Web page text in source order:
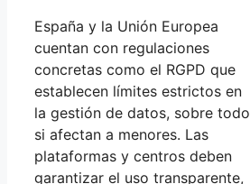
España y la Unión Europea
cuentan con regulaciones
concretas como el RGPD que
establecen límites estrictos en
la gestión de datos, sobre todo
si afectan a menores. Las
plataformas y centros deben
garantizar el uso transparente,